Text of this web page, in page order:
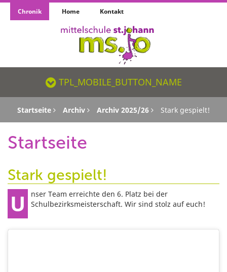
Chronik Home Kontakt
TPL_MOBILE_BUTTON_NAME_SR
TPL_MOBILE_BUTTON_NAME
Startseite Archiv Archiv 2025/26 Stark gespielt!
Startseite
Stark gespielt!
Unser Team erreichte den 6. Platz bei der Schulbezirksmeisterschaft. Wir sind stolz auf euch!